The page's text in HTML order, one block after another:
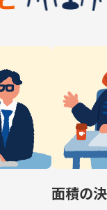
面積の